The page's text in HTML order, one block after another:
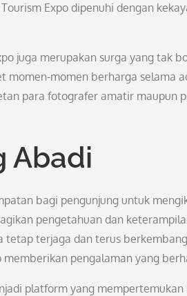
Expo dipenuhi dengan
juga merupakan surga yang tak
momen-momen berharga selama
para fotografer amatir maupun
Abadi
bagi pengunjung untuk
pengetahuan dan
tetap terjaga dan terus
pengalaman yang
platform yang